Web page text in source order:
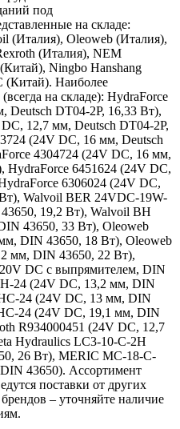
под
на складе:
(Италия), Oleoweb (Италия),
(Италия), NEM
Ningbo Hanshang
(Китай). Наиболее
на складе): HydraForce
Deutsch DT04-2P, 16,33 Вт),
12,7 мм, Deutsch DT04-2P,
(24V DC, 16 мм, Deutsch
4304724 (24V DC, 16 мм,
HydraForce 6451624 (24V DC,
6306024 (24V DC,
Walvoil BER 24VDC-19W-
19,2 Вт), Walvoil BH
43650, 33 Вт), Oleoweb
DIN 43650, 18 Вт), Oleoweb
мм, DIN 43650, 22 Вт),
DC с выпрямителем, DIN
24 (24V DC, 13,2 мм, DIN
24 (24V DC, 13 мм, DIN
24 (24V DC, 19,1 мм, DIN
R934000451 (24V DC, 12,7
Hydraulics LC3-10-C-2H
26 Вт), MERIC MC-18-C-
43650). Ассортимент
поставки от других
– уточняйте наличие